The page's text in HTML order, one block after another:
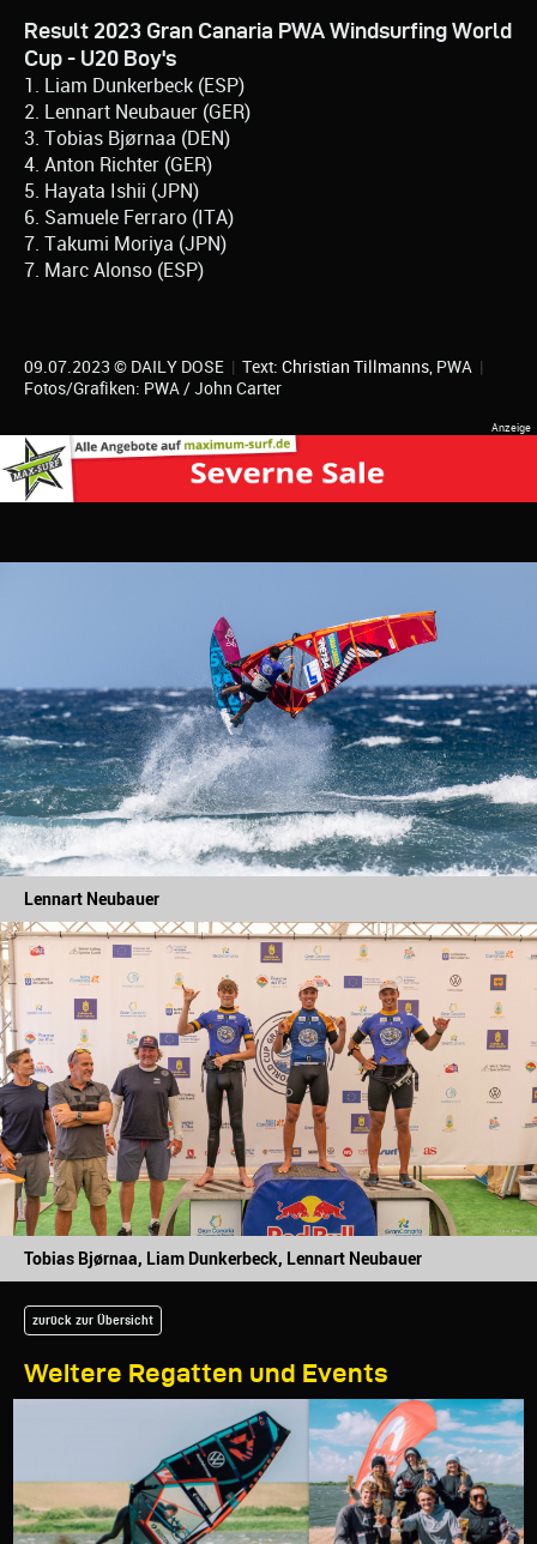
Result 2023 Gran Canaria PWA Windsurfing World
Cup - U20 Boy's
1. Liam Dunkerbeck (ESP)
2. Lennart Neubauer (GER)
3. Tobias Bjørnaa (DEN)
4. Anton Richter (GER)
5. Hayata Ishii (JPN)
6. Samuele Ferraro (ITA)
7. Takumi Moriya (JPN)
7. Marc Alonso (ESP)
09.07.2023 © DAILY DOSE | Text: Christian Tillmanns, PWA |
Fotos/Grafiken: PWA / John Carter
Lennart Neubauer
Tobias Bjørnaa, Liam Dunkerbeck, Lennart Neubauer
Weitere Regatten und Events
zurück zur Übersicht